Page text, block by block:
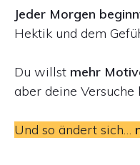
Jeder Morgen
Hektik und dem
Du willst mehr
aber deine
Und so ändert sich…